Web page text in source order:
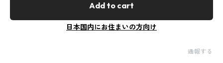
Add to cart
日本国内にお住まいの方向け
通報する